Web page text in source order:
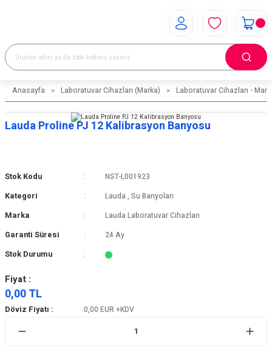
Anasayfa Laboratuvar Cihazları (Marka) Laboratuvar Cihazları -
Lauda Proline PJ 12 Kalibrasyon Banyosu
Stok Kodu NST-L001923
Kategori Lauda , Su Banyoları
Marka Lauda Laboratuvar Cihazları
Garanti Süresi 24 Ay
Stok Durumu
Fiyat :
0,00 TL
Döviz Fiyatı : 0,00 EUR +KDV